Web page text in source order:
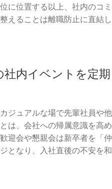
に位置する以上、社内のコミ
えることは離職防止に直結し
内イベントを定期
ジュアルな場で先輩社員や他
は、会社への帰属意識を高め
迎会や懇親会は新卒者を「仲
となり、入社直後の不安を和